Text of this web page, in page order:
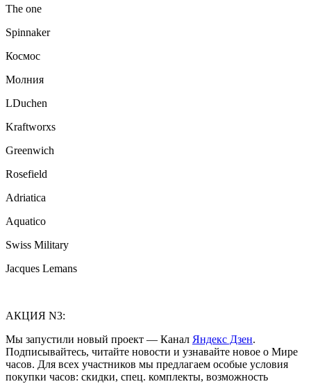
The one
Spinnaker
Космос
Молния
LDuchen
Kraftworxs
Greenwich
Rosefield
Adriatica
Aquatico
Swiss Military
Jacques Lemans
АКЦИЯ N3:
Мы запустили новый проект — Канал Яндекс Дзен.
Подписывайтесь, читайте новости и узнавайте новое о Мире
часов. Для всех участников мы предлагаем особые условия
покупки часов: скидки, спец. комплекты, возможность